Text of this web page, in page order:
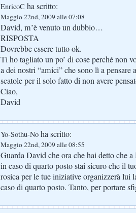
EnricoC ha scritto:
Maggio 22nd, 2009 alle 07:08
David, m’è venuto un dubbio…
RISPOSTA
Dovrebbe essere tutto ok.
Ti ho tagliato un po’ di cose perché non
a dei nostri “amici” che sono lì a pensare
scatole per il solo fatto di non avere
Ciao,
David
Yo-Sothu-No ha scritto:
Maggio 22nd, 2009 alle 08:55
Guarda David che ora che hai detto che
in caso di quarto posto stai sicuro che il
rosica per le tue iniziative organizzerà lui
caso di quarto posto. Tanto, per portare